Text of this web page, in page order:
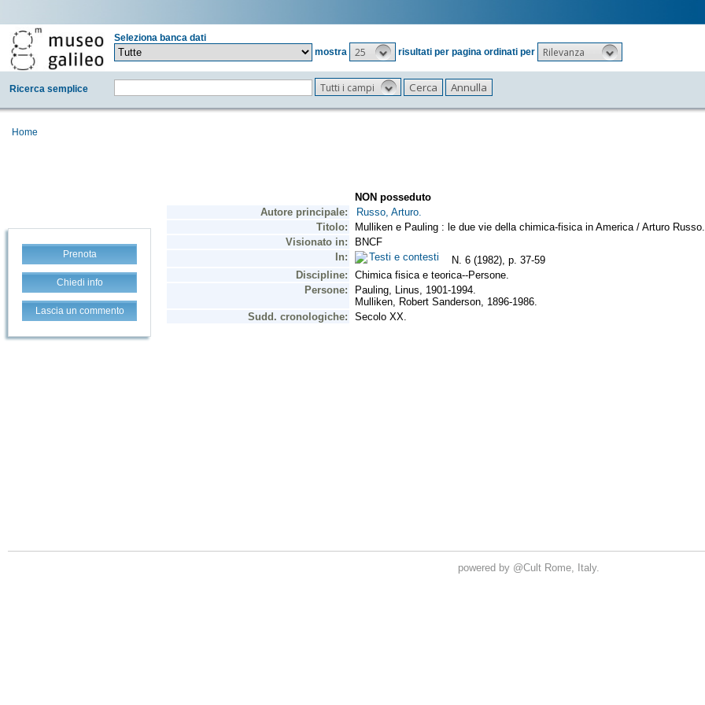
Seleziona banca dati
mostra
25 risultati per pagina ordinati per Rilevanza
Ricerca semplice Tutti i campi
Home
Prenota
Chiedi info
Lascia un commento
powered by @Cult Rome, Italy.